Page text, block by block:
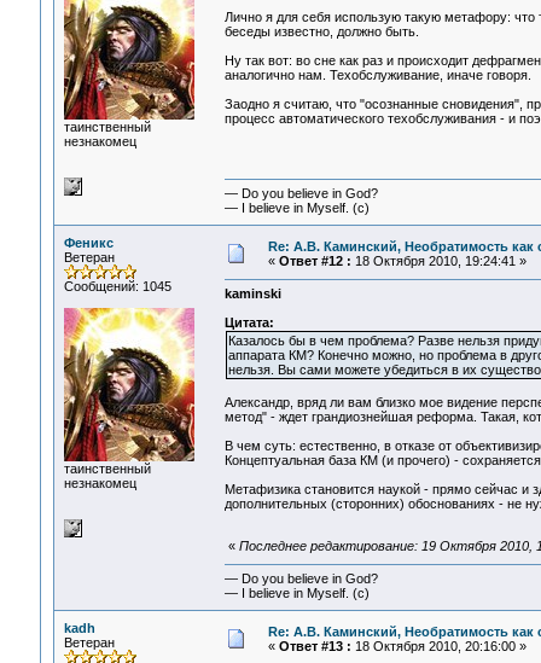
таинственный
незнакомец
Лично я для себя использую такую метафору: что
беседы известно, должно быть.
Ну так вот: во сне как раз и происходит
аналогично нам. Техобслуживание, иначе говоря.
Заодно я считаю, что "осознанные сновидения",
процесс автоматического техобслуживания - и
— Do you believe in God?
— I believe in Myself. (c)
Феникс
Ветеран
Сообщений: 1045
таинственный
незнакомец
Re: А.В. Каминский, Необратимость как
« Ответ #12 : 18 Октября 2010, 19:24:41 »
kaminski
Цитата:
Казалось бы в чем проблема? Разве нельзя
аппарата КМ? Конечно можно, но проблема в
нельзя. Вы сами можете убедиться в их
Александр, вряд ли вам близко мое видение
метод" - ждет грандиознейшая реформа. Такая,
В чем суть: естественно, в отказе от
Концептуальная база КМ (и прочего) -
Метафизика становится наукой - прямо сейчас и
дополнительных (сторонних) обоснованиях - не
« Последнее редактирование: 19 Октября 2010,
— Do you believe in God?
— I believe in Myself. (c)
kadh
Ветеран
Re: А.В. Каминский, Необратимость как
« Ответ #13 : 18 Октября 2010, 20:16:00 »